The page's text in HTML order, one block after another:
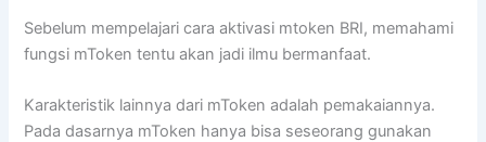
Sebelum mempelajari cara aktivasi mtoken BRI, memahami
fungsi mToken tentu akan jadi ilmu bermanfaat.
Karakteristik lainnya dari mToken adalah pemakaiannya.
Pada dasarnya mToken hanya bisa seseorang gunakan